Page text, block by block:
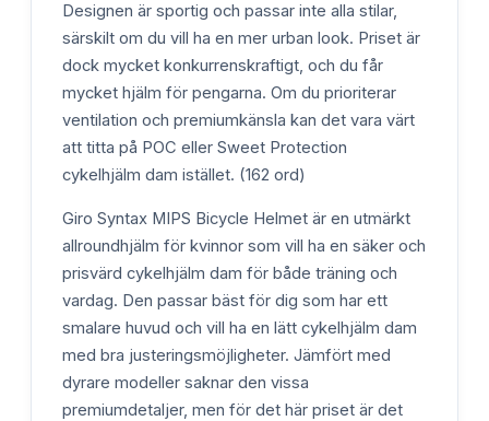
Designen är sportig och passar inte alla stilar,
särskilt om du vill ha en mer urban look. Priset är
dock mycket konkurrenskraftigt, och du får
mycket hjälm för pengarna. Om du prioriterar
ventilation och premiumkänsla kan det vara värt
att titta på POC eller Sweet Protection
cykelhjälm dam istället. (162 ord)
Giro Syntax MIPS Bicycle Helmet är en utmärkt
allroundhjälm för kvinnor som vill ha en säker och
prisvärd cykelhjälm dam för både träning och
vardag. Den passar bäst för dig som har ett
smalare huvud och vill ha en lätt cykelhjälm dam
med bra justeringsmöjligheter. Jämfört med
dyrare modeller saknar den vissa
premiumdetaljer, men för det här priset är det